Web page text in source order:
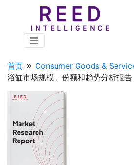
首页 Consumer Goods &
浴缸市场规模、份额和趋势分析报